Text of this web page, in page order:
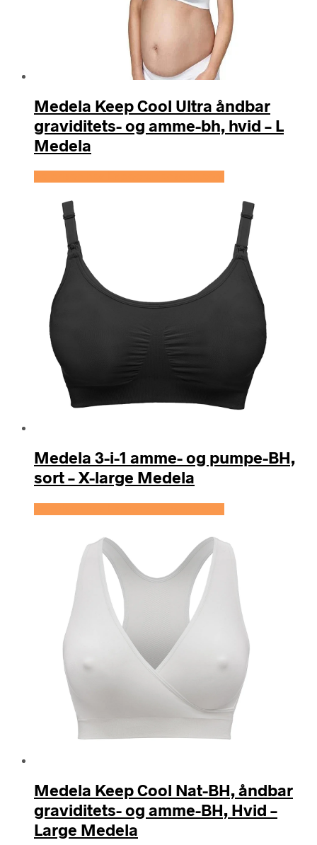
Medela Keep Cool Ultra åndbar
graviditets- og amme-bh, hvid – L
Medela
Medela 3-i-1 amme- og pumpe-BH,
sort – X-large Medela
Medela Keep Cool Nat-BH, åndbar
graviditets- og amme-BH, Hvid –
Large Medela